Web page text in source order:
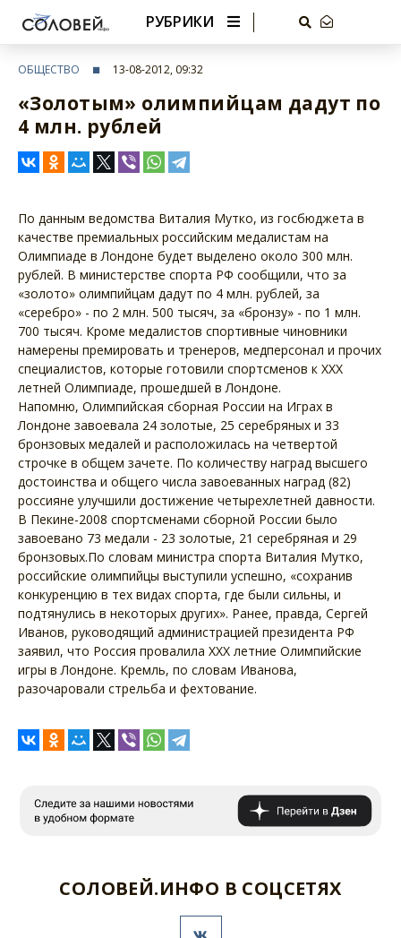
РУБРИКИ
ОБЩЕСТВО 13-08-2012, 09:32
«Золотым» олимпийцам дадут по
4 млн. рублей
По данным ведомства Виталия Мутко, из госбюджета в
качестве премиальных российским медалистам на
Олимпиаде в Лондоне будет выделено около 300 млн.
рублей. В министерстве спорта РФ сообщили, что за
«золото» олимпийцам дадут по 4 млн. рублей, за
«серебро» - по 2 млн. 500 тысяч, за «бронзу» - по 1 млн.
700 тысяч. Кроме медалистов спортивные чиновники
намерены премировать и тренеров, медперсонал и прочих
специалистов, которые готовили спортсменов к XXX
летней Олимпиаде, прошедшей в Лондоне.
Напомню, Олимпийская сборная России на Играх в
Лондоне завоевала 24 золотые, 25 серебряных и 33
бронзовых медалей и расположилась на четвертой
строчке в общем зачете. По количеству наград высшего
достоинства и общего числа завоеванных наград (82)
россияне улучшили достижение четырехлетней давности.
В Пекине-2008 спортсменами сборной России было
завоевано 73 медали - 23 золотые, 21 серебряная и 29
бронзовых.По словам министра спорта Виталия Мутко,
российские олимпийцы выступили успешно, «сохранив
конкуренцию в тех видах спорта, где были сильны, и
подтянулись в некоторых других». Ранее, правда, Сергей
Иванов, руководящий администрацией президента РФ
заявил, что Россия провалила XXX летние Олимпийские
игры в Лондоне. Кремль, по словам Иванова,
разочаровали стрельба и фехтование.
СОЛОВЕЙ.ИНФО В СОЦСЕТЯХ